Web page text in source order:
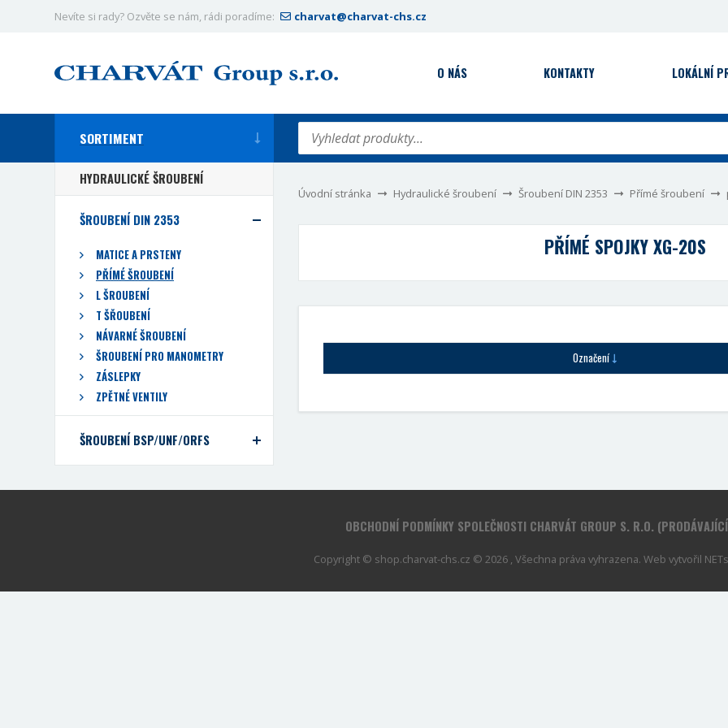
Nevíte si rady? Ozvěte se nám, rádi poradíme: charvat@charvat-chs.cz
O NÁS KONTAKTY LOKÁLNÍ
SORTIMENT
Úvodní stránka Hydraulické šroubení Šroubení DIN 2353 Přímé šroubení
PŘÍMÉ SPOJKY XG-20S
Označení
HYDRAULICKÉ ŠROUBENÍ
ŠROUBENÍ DIN 2353
MATICE A PRSTENY
PŘÍMÉ ŠROUBENÍ
L ŠROUBENÍ
T ŠŘOUBENÍ
NÁVARNÉ ŠROUBENÍ
ŠROUBENÍ PRO MANOMETRY
ZÁSLEPKY
ZPĚTNÉ VENTILY
ŠROUBENÍ BSP/UNF/ORFS
OBCHODNÍ PODMÍNKY SPOLEČNOSTI CHARVÁT GROUP S. R.O.
Copyright © shop.charvat-chs.cz © 2026 , Všechna práva vyhrazena. Web vytvořil